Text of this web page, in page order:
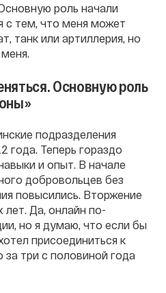
роль начали
с тем, что меня может
танк или артиллерия, но
Основную роль
подразделения
года. Теперь гораздо
и опыт. В начале
добровольцев без
повысились. Вторжение
лет. Да, онлайн по-
но я думаю, что если бы
присоединиться к
три с половиной года